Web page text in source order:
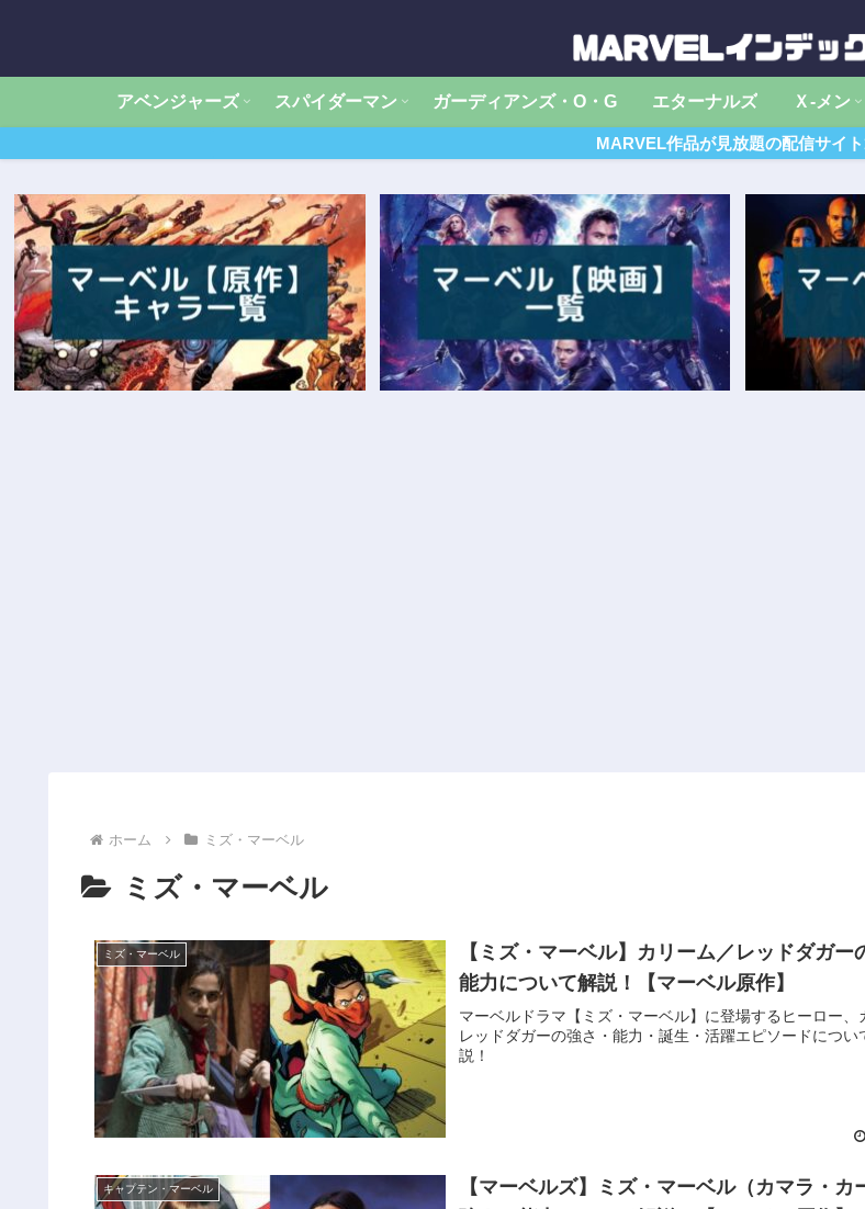
アベンジャーズ スパイダーマン ガーディアンズ・O・G エターナルズ Ｘ‐メン
MARVEL作品が見放題の配信サイ
ホーム ミズ・マーベル
ミズ・マーベル
ミズ・マーベル
【ミズ・マーベル】カリーム／レッドダガー
能力について解説！【マーベル原作】
マーベルドラマ【ミズ・マーベル】に登場するヒーロー、
レッドダガーの強さ・能力・誕生・活躍エピソードについ
説！
キャプテン・マーベル
【マーベルズ】ミズ・マーベル（カマラ・カ